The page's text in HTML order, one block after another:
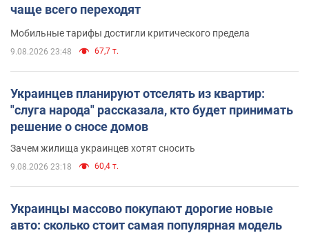
чаще всего переходят
Мобильные тарифы достигли критического предела
9.08.2026 23:48 67,7 т.
Украинцев планируют отселять из квартир:
"слуга народа" рассказала, кто будет принимать
решение о сносе домов
Зачем жилища украинцев хотят сносить
9.08.2026 23:18 60,4 т.
Украинцы массово покупают дорогие новые
авто: сколько стоит самая популярная модель